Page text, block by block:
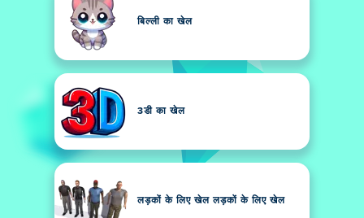
बिल्ली का खेल
3डी का खेल
लड़कों के लिए खेल लड़कों के लिए खेल